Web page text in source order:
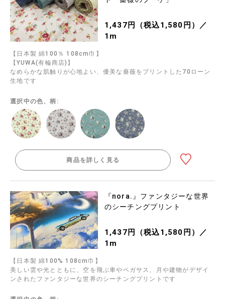
1,437円（税込1,580円）／
1m
【日本製 綿100％ 108cm巾】
【YUWA(有輪商店)】
なめらかな肌触りが心地よい、優美な薔薇をプリントした70ローン
生地です
選択中の色、柄:
商品を詳しく見る
『nora.』ファンタジーな世界
のシーチングプリント
1,437円（税込1,580円）／
1m
【日本製 綿100% 108cm巾】
美しい雲や光とともに、空を飛ぶ車やペガサス、月や建物がデザイ
ンされたファンタジーな世界のシーチングプリントです